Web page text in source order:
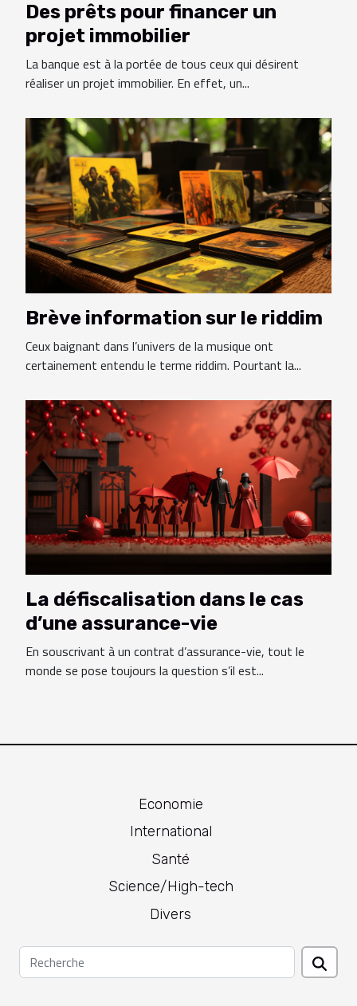
Des prêts pour financer un
projet immobilier
La banque est à la portée de tous ceux qui désirent
réaliser un projet immobilier. En effet, un...
Brève information sur le riddim
Ceux baignant dans l’univers de la musique ont
certainement entendu le terme riddim. Pourtant la...
La défiscalisation dans le cas
d’une assurance-vie
En souscrivant à un contrat d’assurance-vie, tout le
monde se pose toujours la question s’il est...
Economie
International
Santé
Science/High-tech
Divers